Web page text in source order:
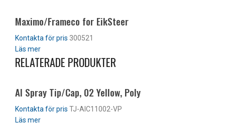
Maximo/Frameco for EikSteer
300521
Läs mer
RELATERADE PRODUKTER
AI Spray Tip/Cap, 02 Yellow, Poly
TJ-AIC11002-VP
Läs mer